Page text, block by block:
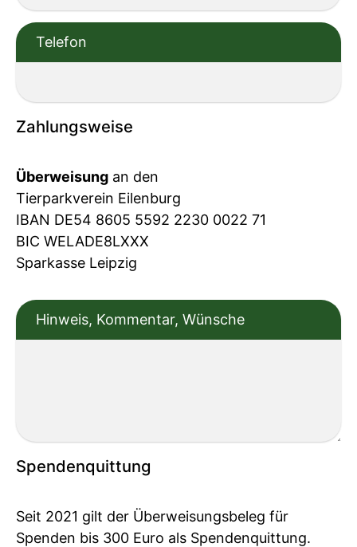
Telefon
Zahlungsweise
Überweisung an den
Tierparkverein Eilenburg
IBAN DE54 8605 5592 2230 0022 71
BIC WELADE8LXXX
Sparkasse Leipzig
Hinweis, Kommentar, Wünsche
Spendenquittung
Seit 2021 gilt der Überweisungsbeleg für
Spenden bis 300 Euro als Spendenquittung.